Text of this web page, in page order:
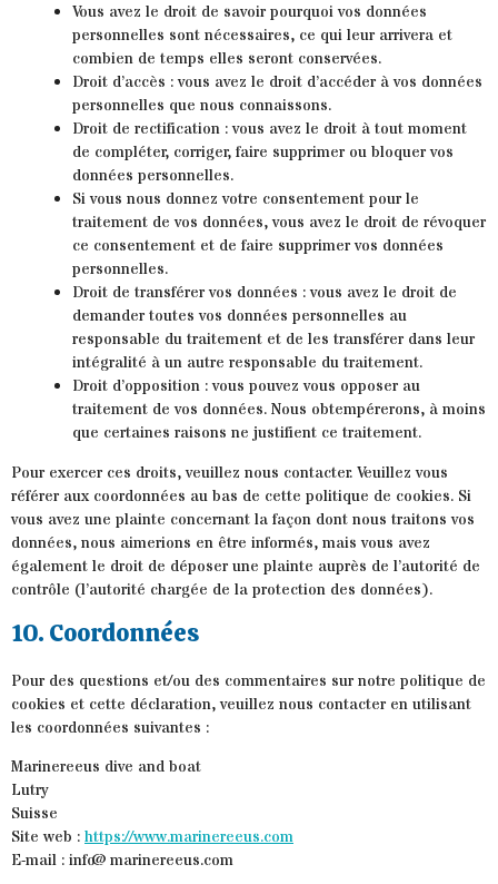
Vous avez le droit de savoir pourquoi vos données
personnelles sont nécessaires, ce qui leur arrivera et
combien de temps elles seront conservées.
Droit d’accès : vous avez le droit d’accéder à vos données
personnelles que nous connaissons.
Droit de rectification : vous avez le droit à tout moment
de compléter, corriger, faire supprimer ou bloquer vos
données personnelles.
Si vous nous donnez votre consentement pour le
traitement de vos données, vous avez le droit de révoquer
ce consentement et de faire supprimer vos données
personnelles.
Droit de transférer vos données : vous avez le droit de
demander toutes vos données personnelles au
responsable du traitement et de les transférer dans leur
intégralité à un autre responsable du traitement.
Droit d’opposition : vous pouvez vous opposer au
traitement de vos données. Nous obtempérerons, à moins
que certaines raisons ne justifient ce traitement.
Pour exercer ces droits, veuillez nous contacter. Veuillez vous
référer aux coordonnées au bas de cette politique de cookies. Si
vous avez une plainte concernant la façon dont nous traitons vos
données, nous aimerions en être informés, mais vous avez
également le droit de déposer une plainte auprès de l’autorité de
contrôle (l’autorité chargée de la protection des données).
10. Coordonnées
Pour des questions et/ou des commentaires sur notre politique de
cookies et cette déclaration, veuillez nous contacter en utilisant
les coordonnées suivantes :
Marinereeus dive and boat
Lutry
Suisse
Site web : https://www.marinereeus.com
E-mail : info@ marinereeus.com